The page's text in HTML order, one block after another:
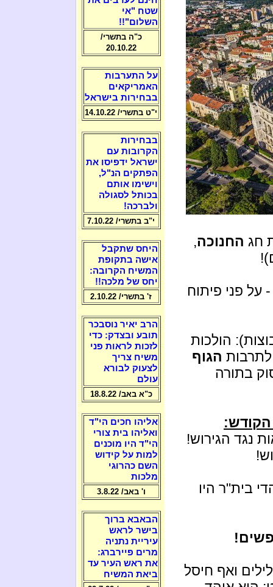
חג החנוכה,
על פני פיתוח
הולכות
הגוף
בתורה
נגד הגירוש!
בית"ר היו
ואף חיסל
שטח "אי
השלום"!!
כ"ה בתשרי/
20.10.22
על התערבות
האמריקאים
בבחירות בישראל
י"ט בתשרי/ 14.10.22
בבחירות
הקרובות עם
ישראל ידפיסו את
הפתקים הנ"ל,
וישימו אותם
בכותל לסגולה
ולברכה!
י"ב בתשרי/ 7.10.22
היחס שתקבל
אישה בתקופת
המשיח הקרובה:
יחס של מלכה!!
ז' בתשרי/ 2.10.22
הרב יאיר נוסבכר
תובע ובצדק: כדי
לזכות לראות פני
משיח צריך
לצעוק לבורא
עולם
כ"א באב/ 18.8.22
אליהו חכים הי"ד
ואליהו בית צורי
הי"ד היו מוכנים
למות על קידוש
השם כהרוגי
מלכות
ו' באב/ 3.8.22
הבאבא ברוך
בישר לראש
עיריית נתניה
מרים פיירברג:
את ראש העיר עד
ביאת המשיח